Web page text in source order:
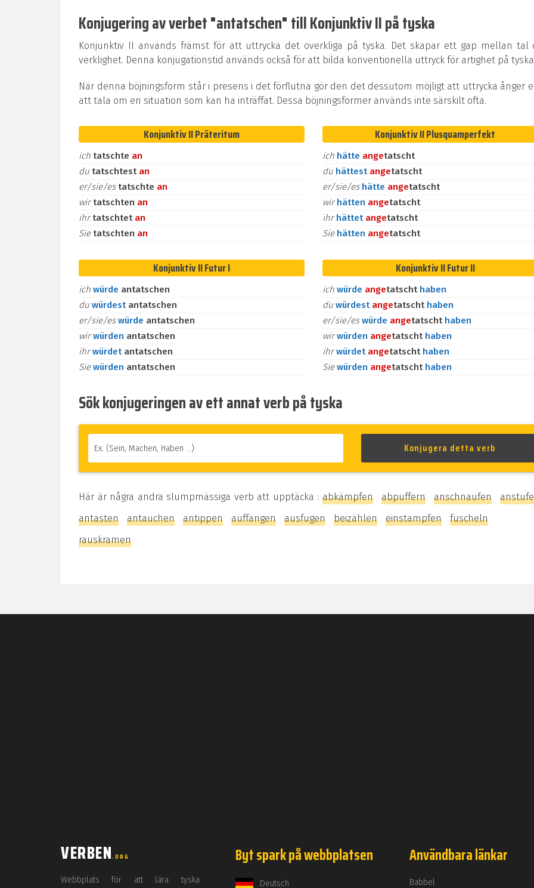
Konjugering av verbet "antatschen" till Konjunktiv II på tyska
Konjunktiv II används främst för att uttrycka det overkliga på tyska. Det skapar ett gap mellan tal
verklighet. Denna konjugationstid används också för att bilda konventionella uttryck för artighet på
När denna böjningsform står i presens i det förflutna gör den det dessutom möjligt att uttrycka ånger
att tala om en situation som kan ha inträffat. Dessa böjningsformer används inte särskilt ofta.
Konjunktiv II Präteritum
ich tatschte an
du tatschtest an
er/sie/es tatschte an
wirtatschten an
ihrtatschtet an
Sie tatschten an
Konjunktiv II Plusquamperfekt
ich hätte angetatscht
du hättest angetatscht
er/sie/es hätte angetatscht
wirhätten angetatscht
ihrhättet angetatscht
Sie hätten angetatscht
Konjunktiv II Futur I
ich würde antatschen
du würdest antatschen
er/sie/eswürde antatschen
wirwürden antatschen
ihrwürdet antatschen
Siewürden antatschen
Konjunktiv II Futur II
ich würde angetatscht haben
du würdest angetatscht haben
er/sie/eswürde angetatscht haben
wirwürden angetatscht haben
ihrwürdet angetatscht haben
Siewürden angetatscht haben
Sök konjugeringen av ett annat verb på tyska
Här är några andra slumpmässiga verb att upptäcka : abkämpfen abpuffern anschnaufen
antasten
antauchen antippen auffangen ausfugen beizählen einstampfen
fuscheln
rauskramen
VERBEN.ORG
Webbplats för att lära tyska
Byt spark på webbplatsen
Deutsch
Användbara länkar
Babbel